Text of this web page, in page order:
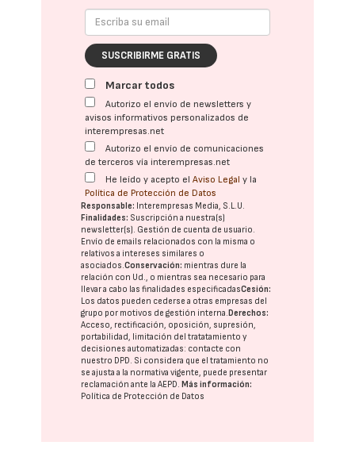
SUSCRIBIRME GRATIS
Marcar todos
Autorizo el envío de newsletters y
avisos informativos personalizados de
interempresas.net
Autorizo el envío de comunicaciones
de terceros vía interempresas.net
He leído y acepto elAviso Legal y la
Política de Protección de Datos
Responsable: Interempresas Media, S.L.U.
Finalidades: Suscripción a nuestra(s)
newsletter(s). Gestión de cuenta de usuario.
Envío de emails relacionados con la misma o
relativos a intereses similares o
asociados.Conservación: mientras dure la
relación con Ud., o mientras sea necesario para
llevar a cabo las finalidades especificadasCesión:
Los datos pueden cederse a otras empresas del
grupo por motivos de gestión interna.Derechos:
Acceso, rectificación, oposición, supresión,
portabilidad, limitación del tratatamiento y
decisiones automatizadas: contacte con
nuestro DPD. Si considera que el tratamiento no
se ajusta a la normativa vigente, puede presentar
reclamación ante laAEPD.Más información:
Política de Protección de Datos